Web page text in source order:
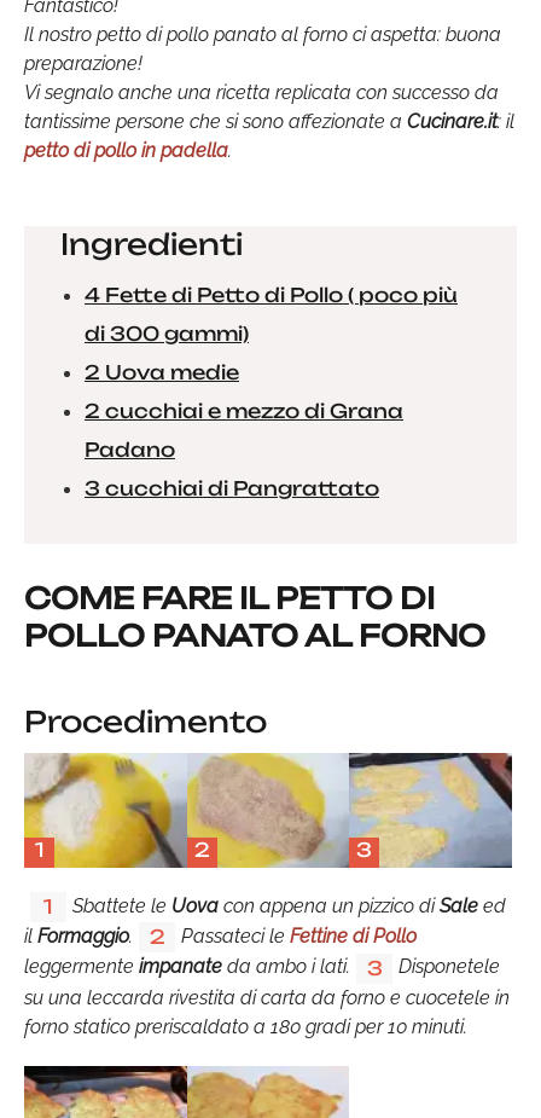
Fantastico!
Il nostro petto di pollo panato al forno ci aspetta: buona
preparazione!
Vi segnalo anche una ricetta replicata con successo da
tantissime persone che si sono affezionate a Cucinare.it: il
petto di pollo in padella.
Ingredienti
4 Fette di Petto di Pollo ( poco più
di 300 gammi)
2 Uova medie
2 cucchiai e mezzo di Grana
Padano
3 cucchiai di Pangrattato
COME FARE IL PETTO DI
POLLO PANATO AL FORNO
Procedimento
1 2 3
1 Sbattete le Uova con appena un pizzico diSale ed
il Formaggio. 2 Passateci le Fettine di Pollo
leggermente impanate da ambo i lati. 3
Disponetele
su una leccarda rivestita di carta da forno e cuocetele in
forno statico preriscaldato a 180 gradi per 10 minuti.